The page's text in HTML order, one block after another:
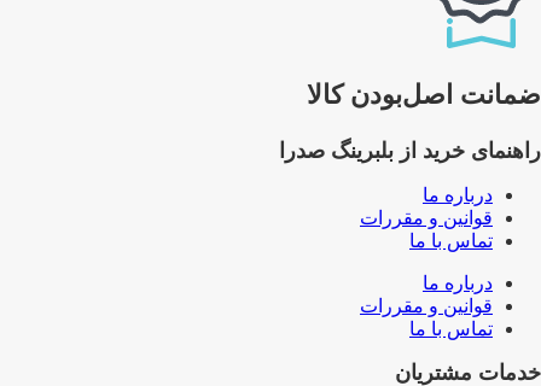
ضمانت اصل‌بودن کالا
راهنمای خرید از بلبرینگ صدرا
درباره ما
قوانین و مقررات
تماس با ما
درباره ما
قوانین و مقررات
تماس با ما
خدمات مشتریان